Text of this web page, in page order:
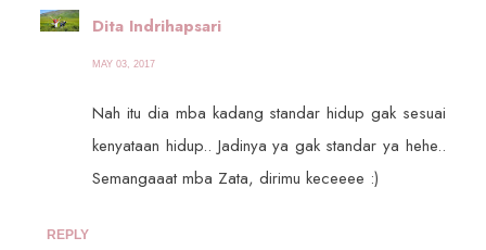
Dita Indrihapsari
MAY 03, 2017
Nah itu dia mba kadang standar hidup gak sesuai
kenyataan hidup.. Jadinya ya gak standar ya hehe..
Semangaaat mba Zata, dirimu keceeee :)
REPLY